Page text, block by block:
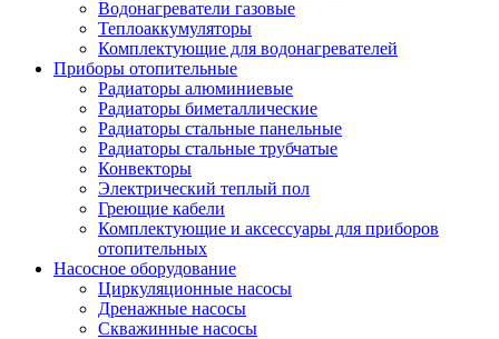
Водонагреватели газовые
Теплоаккумуляторы
Комплектующие для водонагревателей
Приборы отопительные
Радиаторы алюминиевые
Радиаторы биметаллические
Радиаторы стальные панельные
Радиаторы стальные трубчатые
Конвекторы
Электрический теплый пол
Греющие кабели
Комплектующие и аксессуары для приборов
отопительных
Насосное оборудование
Циркуляционные насосы
Дренажные насосы
Скважинные насосы